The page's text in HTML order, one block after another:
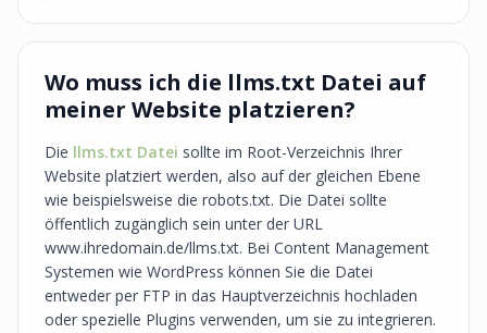
Wo muss ich die llms.txt Datei auf
meiner Website platzieren?
Die llms.txt Datei sollte im Root-Verzeichnis Ihrer
Website platziert werden, also auf der gleichen Ebene
wie beispielsweise die robots.txt. Die Datei sollte
öffentlich zugänglich sein unter der URL
www.ihredomain.de/llms.txt. Bei Content Management
Systemen wie WordPress können Sie die Datei
entweder per FTP in das Hauptverzeichnis hochladen
oder spezielle Plugins verwenden, um sie zu integrieren.